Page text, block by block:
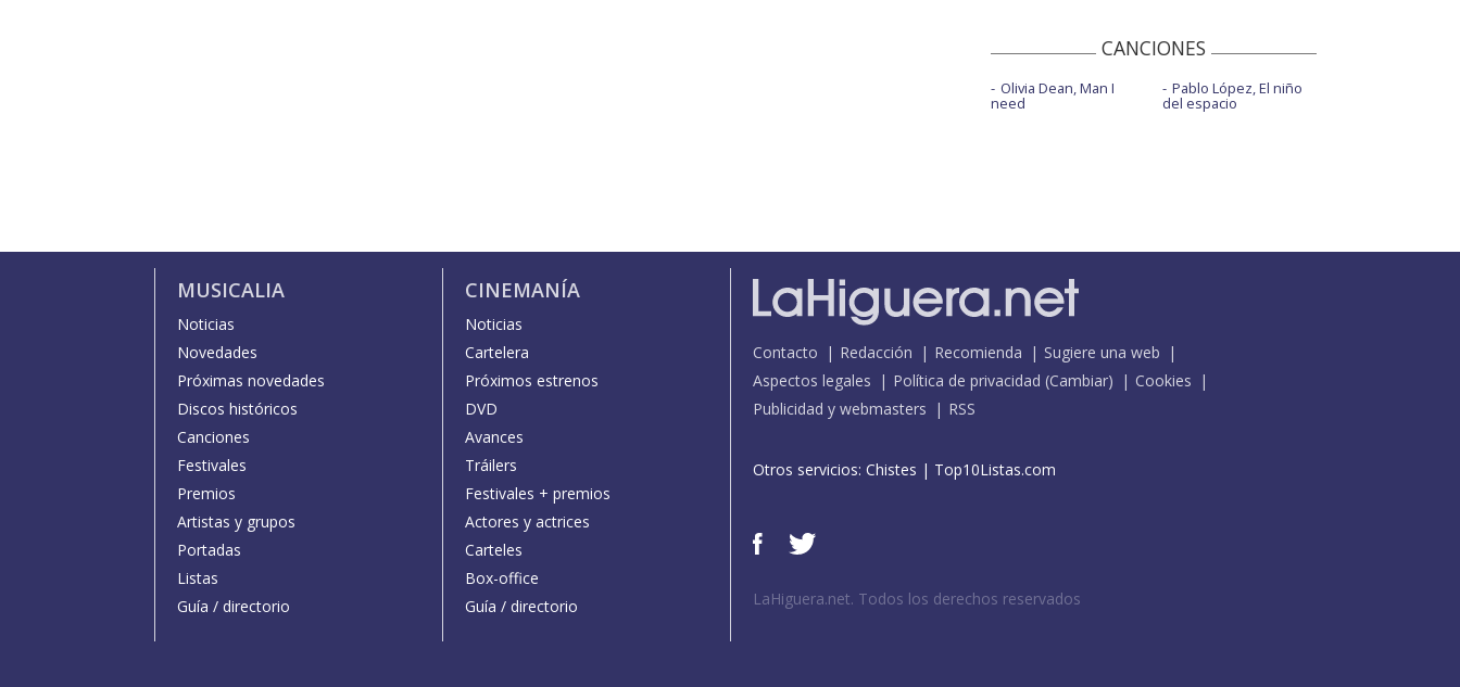
CANCIONES
Olivia Dean, Man I
need
Pablo López, El niño
del espacio
MUSICALIA
Noticias
Novedades
Próximas novedades
Discos históricos
Canciones
Festivales
Premios
Artistas y grupos
Portadas
Listas
Guía / directorio
CINEMANÍA
Noticias
Cartelera
Próximos estrenos
DVD
Avances
Tráilers
Festivales + premios
Actores y actrices
Carteles
Box-office
Guía / directorio
Contacto Redacción Recomienda
Sugiere una web
Aspectos legales
Política de privacidad (Cambiar)
Cookies
Publicidad y webmasters
RSS
Otros servicios: Chistes | Top10Listas.com
LaHiguera.net. Todos los derechos reservados